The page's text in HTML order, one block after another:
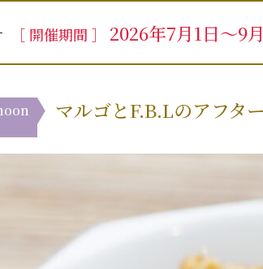
［ 開催期間 ］ 2026年7月1日～9
マルゴとF.B.Lのアフタ